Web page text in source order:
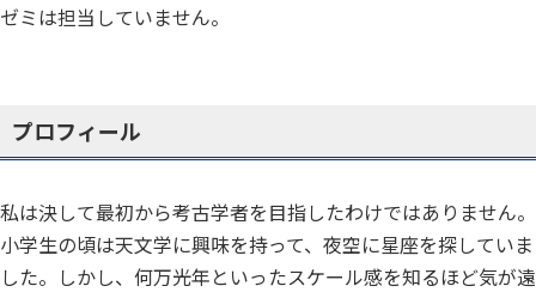
ゼミは担当していません。
プロフィール
私は決して最初から考古学者を目指したわけではありません。
小学生の頃は天文学に興味を持って、夜空に星座を探していま
した。しかし、何万光年といったスケール感を知るほど気が遠